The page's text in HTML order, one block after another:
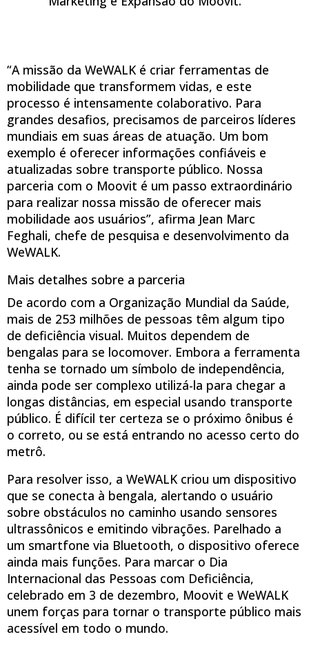
“A missão da WeWALK é criar ferramentas de
mobilidade que transformem vidas, e este
processo é intensamente colaborativo. Para
grandes desafios, precisamos de parceiros líderes
mundiais em suas áreas de atuação. Um bom
exemplo é oferecer informações confiáveis e
atualizadas sobre transporte público. Nossa
parceria com o Moovit é um passo extraordinário
para realizar nossa missão de oferecer mais
mobilidade aos usuários”, afirma Jean Marc
Feghali, chefe de pesquisa e desenvolvimento da
WeWALK.
Mais detalhes sobre a parceria
De acordo com a Organização Mundial da Saúde,
mais de 253 milhões de pessoas têm algum tipo
de deficiência visual. Muitos dependem de
bengalas para se locomover. Embora a ferramenta
tenha se tornado um símbolo de independência,
ainda pode ser complexo utilizá-la para chegar a
longas distâncias, em especial usando transporte
público. É difícil ter certeza se o próximo ônibus é
o correto, ou se está entrando no acesso certo do
metrô.
Para resolver isso, a WeWALK criou um dispositivo
que se conecta à bengala, alertando o usuário
sobre obstáculos no caminho usando sensores
ultrassônicos e emitindo vibrações. Parelhado a
um smartfone via Bluetooth, o dispositivo oferece
ainda mais funções. Para marcar o Dia
Internacional das Pessoas com Deficiência,
celebrado em 3 de dezembro, Moovit e WeWALK
unem forças para tornar o transporte público mais
acessível em todo o mundo.